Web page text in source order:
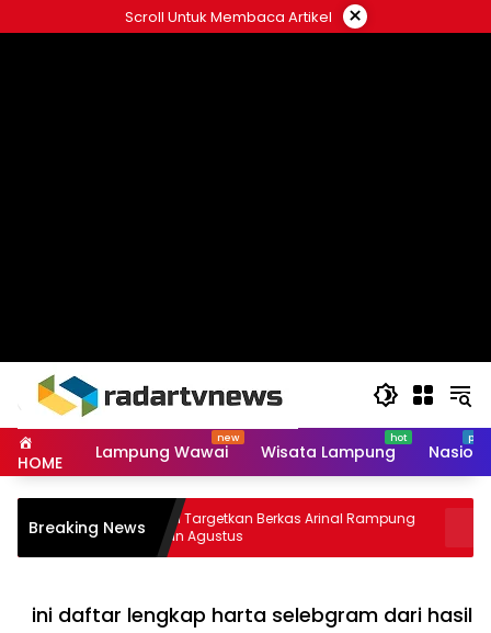
to
Scroll Untuk Membaca Artikel ×
HOME Lampung Wawai Wisata Lampung
Breaking News
Kejati Targetkan Berkas Arinal Rampung
Bulan Agustus
ini daftar lengkap harta selebgram dari hasil